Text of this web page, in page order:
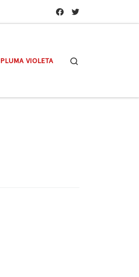
PLUMA VIOLETA